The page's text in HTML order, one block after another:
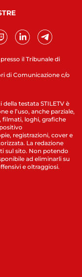
il Tribunale di
di Comunicazione c/o
testata STILETV è
e l’uso, anche parziale,
filmati, loghi, grafiche
registrazioni, cover e
La redazione
sul sito. Non potendo
ad eliminarli su
e oltraggiosi.